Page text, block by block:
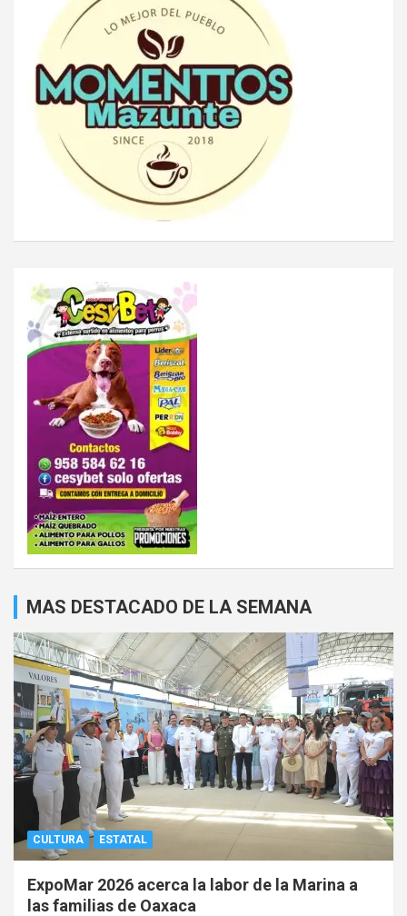
MAS DESTACADO DE LA SEMANA
CULTURA ESTATAL
ExpoMar 2026 acerca la labor de la Marina a
las familias de Oaxaca